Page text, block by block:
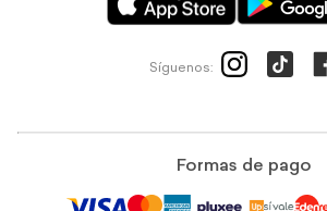
Síguenos:
Formas de pago